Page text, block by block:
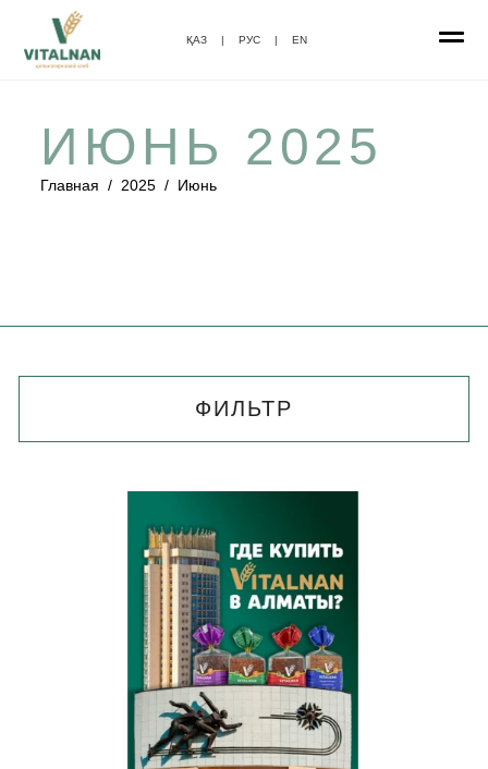
ҚАЗ | РУС | EN
ИЮНЬ 2025
Главная / 2025/ Июнь
ФИЛЬТР